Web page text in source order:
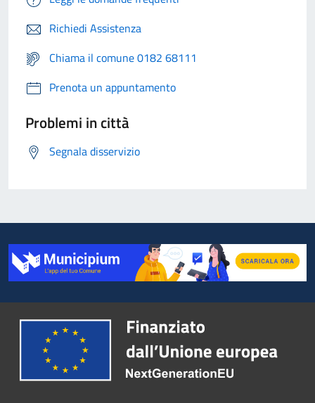
Richiedi Assistenza
Chiama il comune 0182 68111
Prenota un appuntamento
Problemi in città
Segnala disservizio